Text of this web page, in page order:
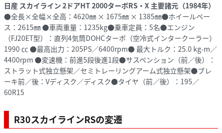
日産 スカイライン 2ドアHT 2000ターボRS・X 主要諸元（1984年）
●全長×全幅×全高：4620㎜ × 1675㎜ × 1385㎜●ホイールベー
ス：2615㎜ ●車両重量：1235kg●乗車定員：5名●エンジン
（FJ20ET型）：直列4気筒DOHCターボ（空冷式インタークーラー）
1990 ㏄ ●最高出力：205PS／6400rpm● 最大トルク：25.0 kg-m／
4400rpm ●変速機：前進5段後進1段●サスペンション（前／後）：
ストラット式独立懸架／セミトレーリングアーム式独立懸架●ブレ
ーキ前／後：Vディスク／ディスク●タイヤ（前／後）：195／
60R15
R30スカイラインRSの変遷